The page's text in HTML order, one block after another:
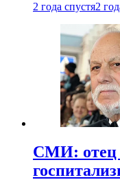
2 года спустя2
СМИ: отец